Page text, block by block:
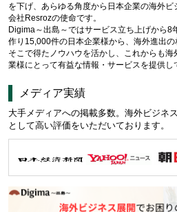
を下げ、あらゆる角度から日本企業の海外
会社Resrozの使命です。
Digima～出島～ではサービス立ち上げから8
作り15,000件の日本企業様から、海外進出の
そこで得たノウハウを活かし、これからも
業様にとって有益な情報・サービスを提供し
メディア実績
大手メディアへの掲載多数。海外ビジネ
として高い評価をいただいております。